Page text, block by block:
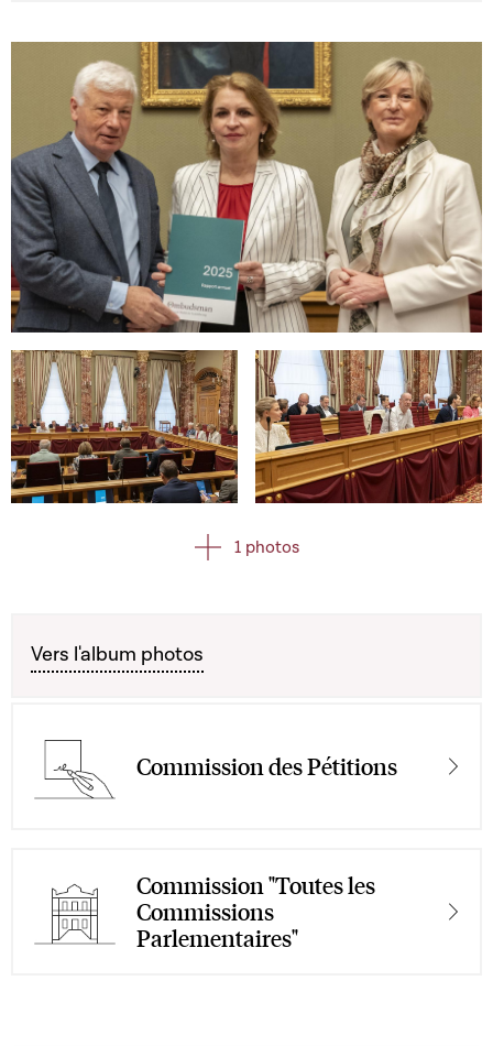
Open image in gallery
Open image in gallery Open image in gallery
1 photos
Vers l'album photos
Commission des Pétitions
Commission "Toutes les
Commissions
Parlementaires"